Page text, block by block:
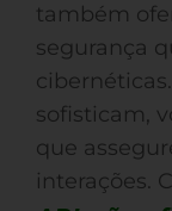
também
segurança
sofisticam,
que
interações.